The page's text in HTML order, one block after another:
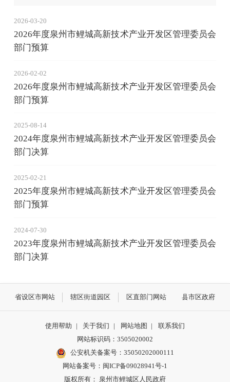
2026-03-20
2026年度泉州市鲤城高新技术产业开发区管理委员会
部门预算
2026-02-02
2026年度泉州市鲤城高新技术产业开发区管理委员会
部门预算
2025-08-14
2024年度泉州市鲤城高新技术产业开发区管理委员会
部门决算
2025-02-21
2025年度泉州市鲤城高新技术产业开发区管理委员会
部门预算
2024-07-30
2023年度泉州市鲤城高新技术产业开发区管理委员会
部门决算
省设区市网站 辖区街道园区 区直部门网站 县市区政府
使用帮助 | 关于我们 | 网站地图 |
联系我们
网站标识码：3505020002
公安机关备案号：35050202000111
网站备案号：闽ICP备09028941号-1
版权所有： 泉州市鲤城区人民政府